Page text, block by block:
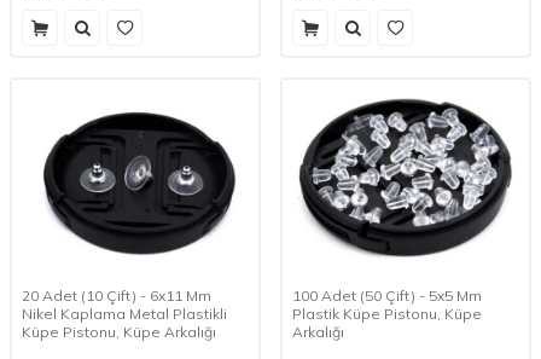
20 Adet (10 Çift) - 6x11 Mm
Nikel Kaplama Metal Plastikli
Küpe Pistonu, Küpe Arkalığı
100 Adet (50 Çift) - 5x5 Mm
Plastik Küpe Pistonu, Küpe
Arkalığı